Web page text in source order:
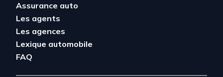
Assurance auto
Les agents
Les agences
Lexique automobile
FAQ